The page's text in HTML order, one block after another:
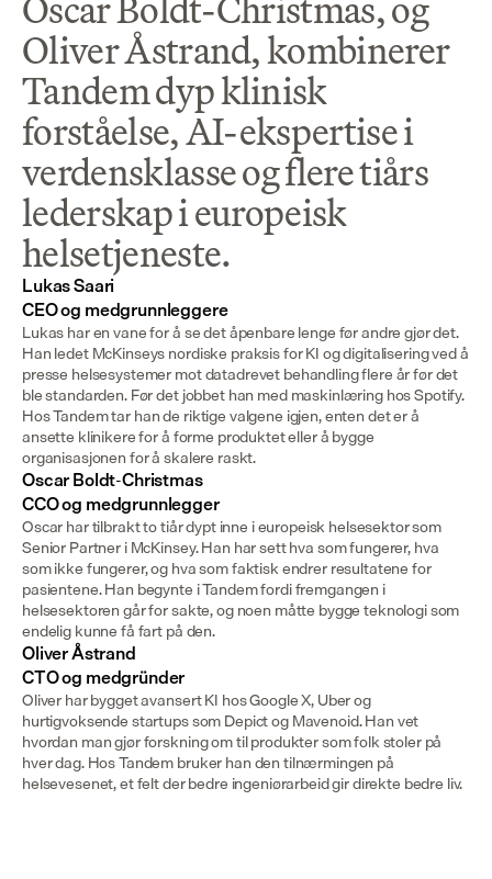
Oliver Åstrand, kombinerer
Tandem dyp klinisk
forståelse, AI-ekspertise i
verdensklasse og flere tiårs
lederskap i europeisk
helsetjeneste.
Lukas Saari
CEO og medgrunnleggere
Lukas har en vane for å se det åpenbare lenge før andre gjør det.
Han ledet McKinseys nordiske praksis for KI og digitalisering ved å
presse helsesystemer mot datadrevet behandling flere år før det
ble standarden. Før det jobbet han med maskinlæring hos Spotify.
Hos Tandem tar han de riktige valgene igjen, enten det er å
ansette klinikere for å forme produktet eller å bygge
organisasjonen for å skalere raskt.
Oscar Boldt-Christmas
CCO og medgrunnlegger
Oscar har tilbrakt to tiår dypt inne i europeisk helsesektor som
Senior Partner i McKinsey. Han har sett hva som fungerer, hva
som ikke fungerer, og hva som faktisk endrer resultatene for
pasientene. Han begynte i Tandem fordi fremgangen i
helsesektoren går for sakte, og noen måtte bygge teknologi som
endelig kunne få fart på den.
Oliver Åstrand
CTO og medgründer
Oliver har bygget avansert KI hos Google X, Uber og
hurtigvoksende startups som Depict og Mavenoid. Han vet
hvordan man gjør forskning om til produkter som folk stoler på
hver dag. Hos Tandem bruker han den tilnærmingen på
helsevesenet, et felt der bedre ingeniørarbeid gir direkte bedre liv.